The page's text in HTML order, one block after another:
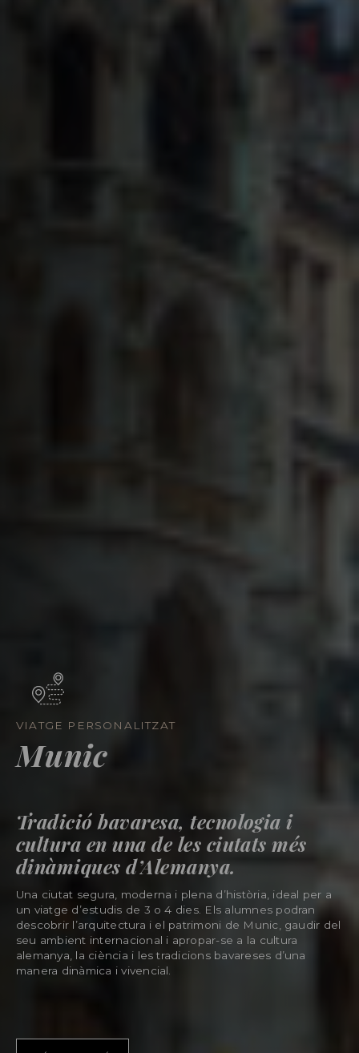
VIATGE PERSONALITZAT
Munic
Tradició bavaresa, tecnologia i
cultura en una de les ciutats més
dinàmiques d’Alemanya.
Una ciutat segura, moderna i plena d’història, ideal per a
un viatge d’estudis de 3 o 4 dies. Els alumnes podran
descobrir l’arquitectura i el patrimoni de Munic, gaudir del
seu ambient internacional i apropar-se a la cultura
alemanya, la ciència i les tradicions bavareses d’una
manera dinàmica i vivencial.